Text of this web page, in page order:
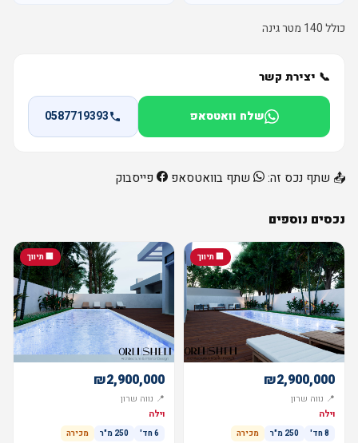
כולל 140 מטר גינה
📞 יצירת קשר
שלח וואטסאפ 0587719393
📤 שתף נכס זה: שתף בוואטסאפ פייסבוק
נכסים נוספים
🏢 תיווך
₪2,900,000
📍 נווה שרון
וילה
8 חד' 250 מ"ר מכירה
🏢 תיווך
₪2,900,000
📍 נווה שרון
וילה
6 חד' 250 מ"ר מכירה